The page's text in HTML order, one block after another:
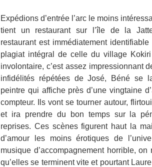
Expédions d’entrée l’arc le moins
tient un restaurant sur l’île de la
restaurant est immédiatement
plagiat intégral de celle du village Kokiri
involontaire, c’est assez impressionnant
infidélités répétées de José, Béné se
peintre qui affiche près d’une vingtaine
compteur. Ils vont se tourner autour,
et ira prendre du bon temps sur la
reprises. Ces scènes figurent haut la
d’amour les moins érotiques de
musique d’accompagnement horrible, on
qu’elles se terminent vite et pourtant